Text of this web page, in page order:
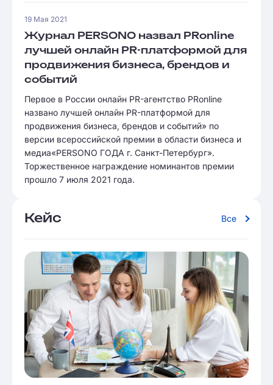
19 Мая 2021
Журнал PERSONO назвал PRonline
лучшей онлайн PR-платформой для
продвижения бизнеса, брендов и
событий
Первое в России онлайн PR-агентство PRonline
названо лучшей онлайн PR-платформой для
продвижения бизнеса, брендов и событий» по
версии всероссийской премии в области бизнеса и
медиа«PERSONO ГОДА г. Санкт-Петербург».
Торжественное награждение номинантов премии
прошло 7 июля 2021 года.
Кейс Все